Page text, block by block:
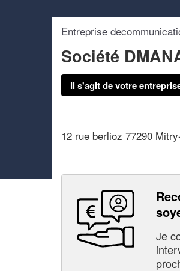
Entreprise
Société
Il s'agit de votre
12 rue berlioz 77290
Je